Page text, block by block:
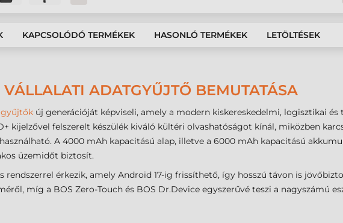
KAPCSOLÓDÓ TERMÉKEK HASONLÓ TERMÉKEK LETÖLTÉSEK
ADATGYŰJTŐ BEMUTATÁSA
új generációját képviseli, amely a modern kiskereskedelmi, logisztikai
kijelzővel felszerelt készülék kiváló kültéri olvashatóságot kínál, miközben
A 4000 mAh kapacitású alap, illetve a 6000 mAh kapacitású
üzemidőt biztosít.
rendszerrel érkezik, amely Android 17-ig frissíthető, így hosszú távon is
míg a BOS Zero-Touch és BOS Dr.Device egyszerűvé teszi a nagyszámú